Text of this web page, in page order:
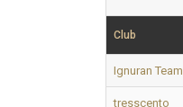
Club
Ignuran Team
tresscento